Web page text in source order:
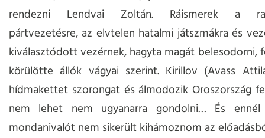
rendezni Lendvai Zoltán. Ráismerek a
pártvezetésre, az elvtelen hatalmi játszmákra és
kiválasztódott vezérnek, hagyta magát belesodorni,
körülötte állók vágyai szerint. Kirillov (Avass
hídmakettet szorongat és álmodozik Oroszország
nem lehet nem ugyanarra gondolni… És ennél
mondanivalót nem sikerült kihámoznom az